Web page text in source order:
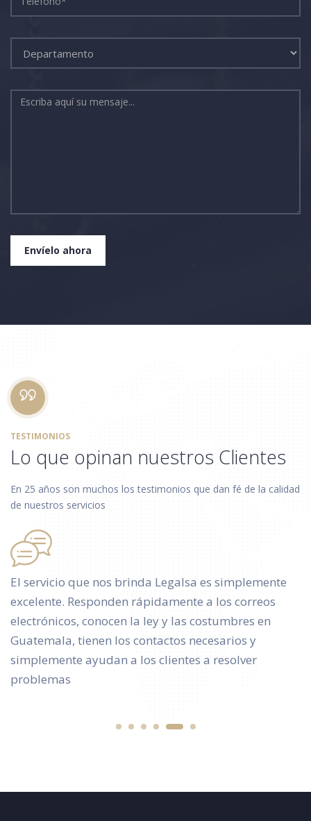
Envíelo ahora
TESTIMONIOS
Lo que opinan nuestros Clientes
En 25 años son muchos los testimonios que dan fé de la calidad
de nuestros servicios
El servicio que nos brinda Legalsa es simplemente
excelente. Responden rápidamente a los correos
electrónicos, conocen la ley y las costumbres en
Guatemala, tienen los contactos necesarios y
simplemente ayudan a los clientes a resolver
problemas